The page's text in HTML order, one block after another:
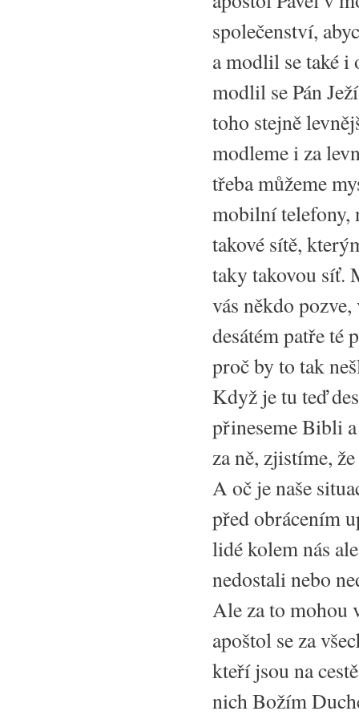
společenství,
a modlil se také i
modlil se Pán
toho stejně
modleme i za
třeba můžeme
mobilní telefony,
takové sítě,
taky takovou síť.
vás někdo
desátém patře
proč by to tak
Když je tu teď
přineseme Bibli
za ně, zjistíme,
A oč je naše
před obrácením
lidé kolem nás
nedostali nebo
Ale za to mohou
apoštol se za
kteří jsou na
nich Božím